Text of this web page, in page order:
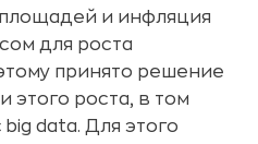
и инфляция
для роста
принято решение
этого роста, в том
data. Для этого